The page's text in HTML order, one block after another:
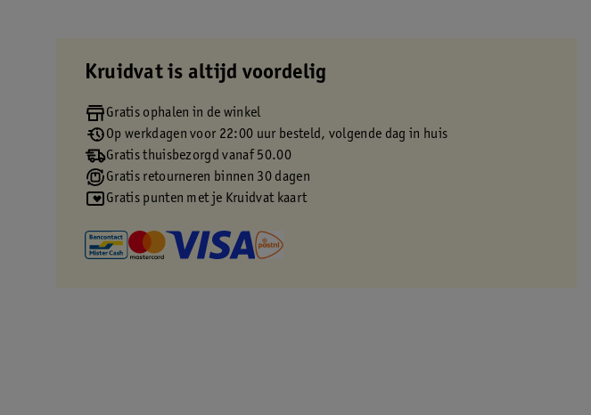
Kruidvat is altijd voordelig
Gratis ophalen in de winkel
Op werkdagen voor 22:00 uur besteld, volgende dag in huis
Gratis thuisbezorgd vanaf 50.00
Gratis retourneren binnen 30 dagen
Gratis punten met je Kruidvat kaart